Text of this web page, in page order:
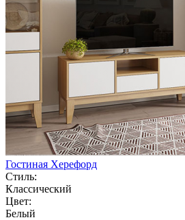
Гостиная Херефорд
Стиль:
Классический
Цвет:
Белый